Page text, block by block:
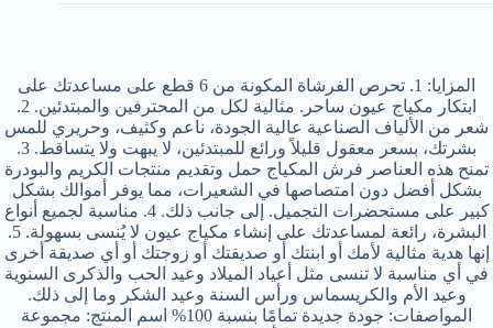
المزايا: 1. تحرص الفرشاة المكونة من 6 قطع على مساعدتك على
ابتكار مكياج عيون ساحر. مثالية لكل من المحترفين والمبتدئين. 2.
شعر من الألياف الصناعية عالية الجودة، ناعم وكثيف، وحريري للمس
بشرتك، بسعر معقول قليلاً ورائع للمبتدئين، لا يبهت ولا يتساقط. 3.
تمنح هذه العناصر فرش المكياج حمل وتقديم منتجات الكريم والبودرة
بشكل أفضل دون امتصاصها في الشعيرات، مما يوفر أموالك بشكل
كبير على مستحضرات التجميل. إلى جانب ذلك. 4. مناسبة لجميع أنواع
البشرة، رائعة لمساعدتك على إنشاء مكياج عيون لا يُنسى بسهولة. 5.
إنها هدية مثالية لأمك أو ابنتك أو صديقتك أو زوجتك أو أي صديقة أخرى
في أي مناسبة لا تنسى مثل أعياد الميلاد وعيد الحب والذكرى السنوية
وعيد الأم والكريسماس ورأس السنة وعيد الشكر وما إلى ذلك.
المواصفات: جودة جديدة تمامًا بنسبة 100% اسم المنتج: مجموعة